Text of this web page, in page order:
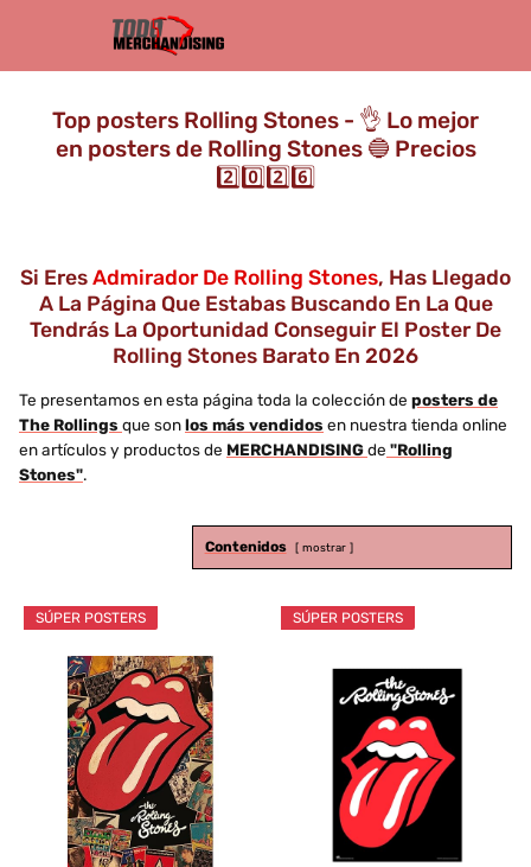
Top posters Rolling Stones - 👌 Lo mejor
en posters de Rolling Stones 🔵 Precios
2️⃣0️⃣2️⃣6️⃣
Si Eres Admirador De Rolling Stones, Has Llegado
A La Página Que Estabas Buscando En La Que
Tendrás La Oportunidad Conseguir El Poster De
Rolling Stones Barato En 2026
Te presentamos en esta página toda la colección de posters de
The Rollings que sonlos más vendidos en nuestra tienda online
en artículos y productos de MERCHANDISINGde "Rolling
Stones".
Contenidos mostrar
SÚPER POSTERS SÚPER POSTERS